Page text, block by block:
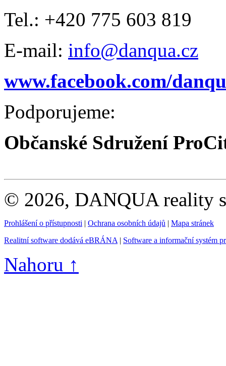
Tel.: +420 775 603 819
E-mail: info@danqua.cz
www.facebook.com/
Podporujeme:
Občanské Sdružení
© 2026, DANQUA reality
Prohlášení o přístupnosti | Ochrana osobních údajů | Mapa stránek
Realitní software dodává eBRÁNA | Software a informační systém
Nahoru ↑